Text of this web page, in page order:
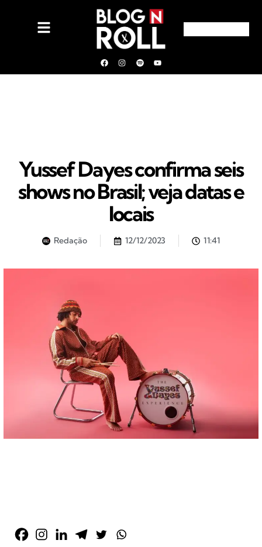
Yussef Dayes confirma seis
shows no Brasil; veja datas e
locais
Redação 12/12/2023 11:41